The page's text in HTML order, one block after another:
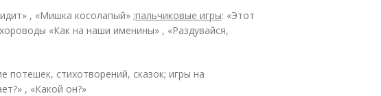
, «Мишка косолапый» ;пальчиковые игры: «Этот
«Как на наши именины» , «Раздувайся,
потешек, стихотворений, сказок; игры на
, «Какой он?»